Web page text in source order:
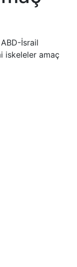
İsrail
iskeleler amaç